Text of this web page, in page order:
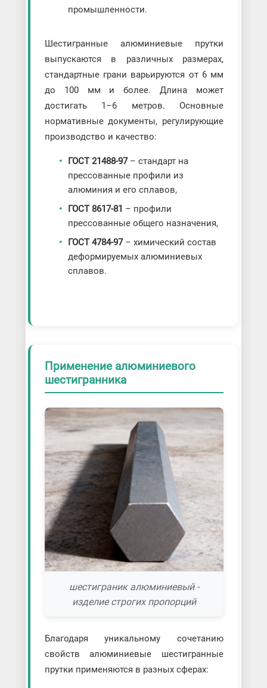
промышленности.
Шестигранные алюминиевые прутки
выпускаются в различных размерах,
стандартные грани варьируются от 6 мм
до 100 мм и более. Длина может
достигать 1–6 метров. Основные
нормативные документы, регулирующие
производство и качество:
ГОСТ 21488-97– стандарт на
прессованные профили из
алюминия и его сплавов,
ГОСТ 8617-81 – профили
прессованные общего назначения,
ГОСТ 4784-97– химический состав
деформируемых алюминиевых
сплавов.
Применение алюминиевого
шестигранника
шестиграник алюминиевый -
изделие строгих пропорций
Благодаря уникальному сочетанию
свойств алюминиевые шестигранные
прутки применяются в разных сферах: